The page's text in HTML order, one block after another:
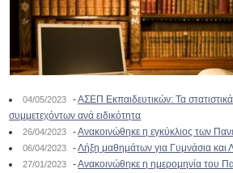
04/05/2023 -ΑΣΕΠ Εκπαιδευτικών: Τα
συμμετεχόντων ανά ειδικότητα
26/04/2023 -Ανακοινώθηκε η εγκύκλιος των
06/04/2023 -Λήξη μαθημάτων για Γυμνάσια και
27/01/2023 -Ανακοινώθηκε η ημερομηνία του